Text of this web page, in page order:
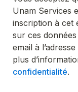
Unam Services
inscription à cet
sur ces
email à l’adresse
plus
confidentialité.